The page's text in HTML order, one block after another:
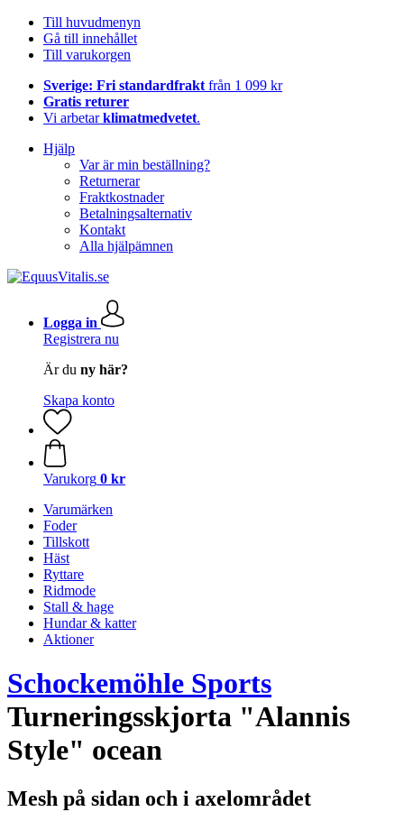
Till huvudmenyn
Gå till innehållet
Till varukorgen
Sverige: Fri standardfrakt från 1 099 kr
Gratis returer
Vi arbetarklimatmedvetet.
Hjälp
Var är min beställning?
Returnerar
Fraktkostnader
Betalningsalternativ
Kontakt
Alla hjälpämnen
Logga in
Registrera nu
Är du ny här?
Skapa konto
Varukorg 0 kr
Varumärken
Foder
Tillskott
Häst
Ryttare
Ridmode
Stall & hage
Hundar & katter
Aktioner
Schockemöhle Sports
Turneringsskjorta "Alannis
Style" ocean
Mesh på sidan och i axelområdet